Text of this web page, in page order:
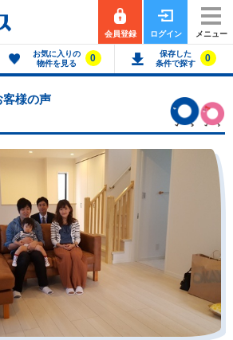
会員登録 ログイン メニュー
お気に入りの
物件を見る
0
保存した
条件で探す
0
客様の声